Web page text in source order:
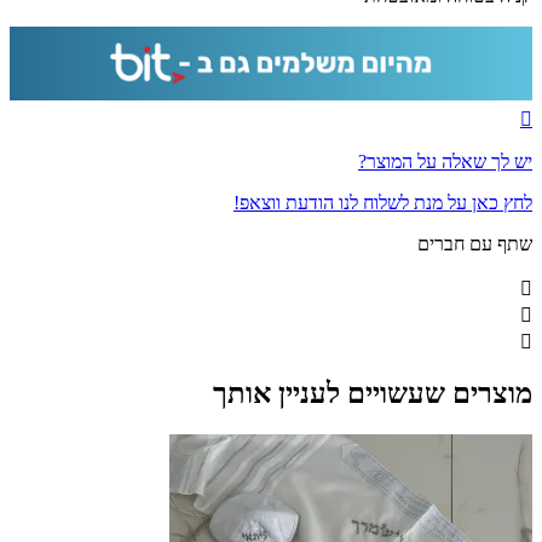
יש לך שאלה על המוצר?
לחץ כאן על מנת לשלוח לנו הודעת ווצאפ!
שתף עם חברים
מוצרים שעשויים לעניין אותך